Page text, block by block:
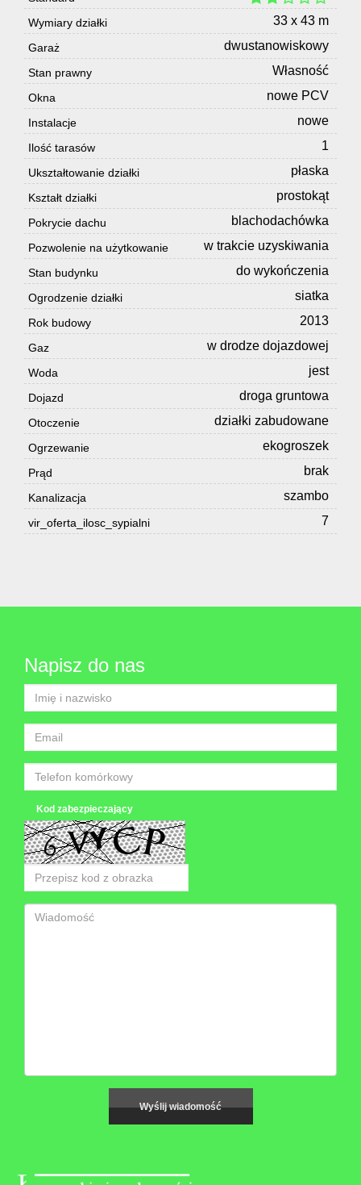
Wymiary działki
33 x 43 m
Garaż dwustanowiskowy
Stan prawny Własność
Okna nowe PCV
Instalacje nowe
Ilość tarasów 1
Ukształtowanie działki płaska
Kształt działki prostokąt
Pokrycie dachu blachodachówka
Pozwolenie na użytkowanie w trakcie uzyskiwania
Stan budynku do wykończenia
Ogrodzenie działki siatka
Rok budowy 2013
Gaz w drodze dojazdowej
Woda jest
Dojazd droga gruntowa
Otoczenie działki zabudowane
Ogrzewanie ekogroszek
Prąd brak
Kanalizacja szambo
vir_oferta_ilosc_sypialni 7
Napisz do nas
Kod zabezpieczający